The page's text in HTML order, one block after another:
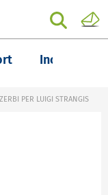
Inchieste
PER LUIGI STRANGIS